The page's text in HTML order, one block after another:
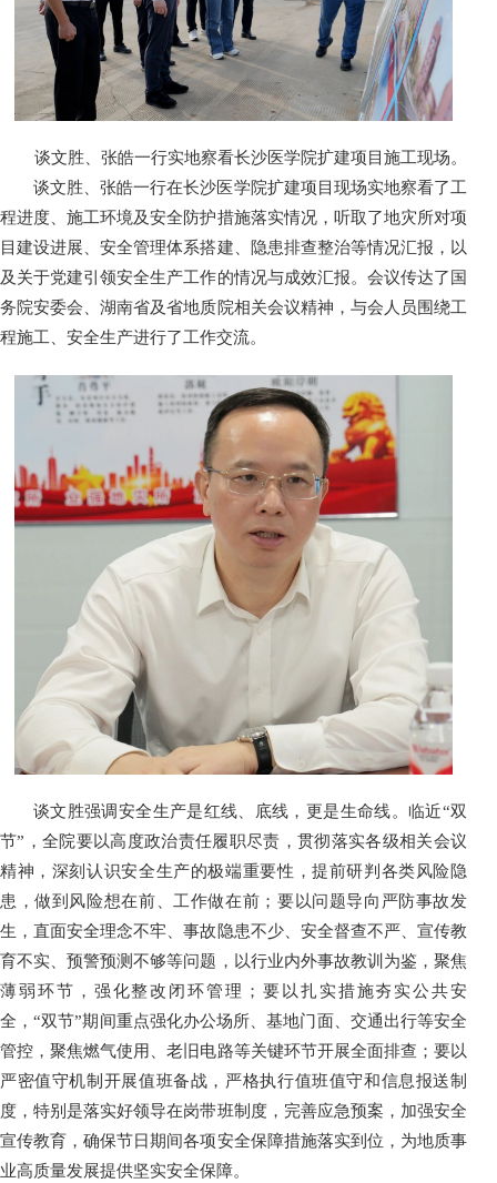
谈文胜、张皓一行实地察看长沙医学院扩建项目施工现场。
谈文胜、张皓一行在长沙医学院扩建项目现场实地察看了工
程进度、施工环境及安全防护措施落实情况，听取了地灾所对项
目建设进展、安全管理体系搭建、隐患排查整治等情况汇报，以
及关于党建引领安全生产工作的情况与成效汇报。会议传达了国
务院安委会、湖南省及省地质院相关会议精神，与会人员围绕工
程施工、安全生产进行了工作交流。
谈文胜强调安全生产是红线、底线，更是生命线。临近“双
节”，全院要以高度政治责任履职尽责，贯彻落实各级相关会议
精神，深刻认识安全生产的极端重要性，提前研判各类风险隐
患，做到风险想在前、工作做在前；要以问题导向严防事故发
生，直面安全理念不牢、事故隐患不少、安全督查不严、宣传教
育不实、预警预测不够等问题，以行业内外事故教训为鉴，聚焦
薄弱环节，强化整改闭环管理；要以扎实措施夯实公共安
全，“双节”期间重点强化办公场所、基地门面、交通出行等安全
管控，聚焦燃气使用、老旧电路等关键环节开展全面排查；要以
严密值守机制开展值班备战，严格执行值班值守和信息报送制
度，特别是落实好领导在岗带班制度，完善应急预案，加强安全
宣传教育，确保节日期间各项安全保障措施落实到位，为地质事
业高质量发展提供坚实安全保障。